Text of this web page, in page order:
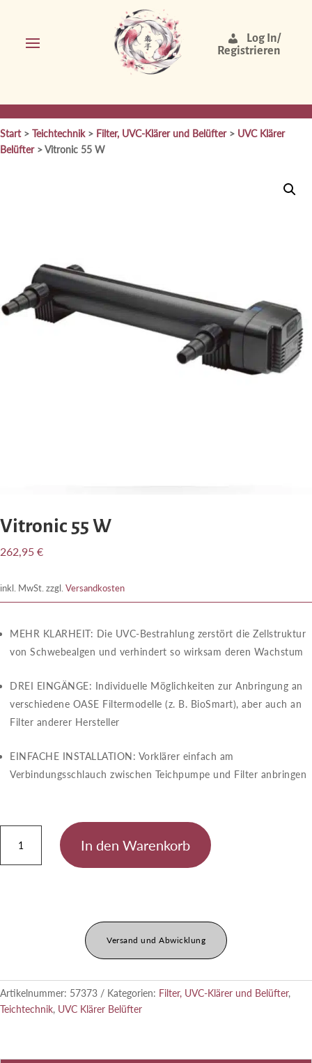
Log In/
Registrieren
Start> Teichtechnik> Filter, UVC-Klärer und Belüfter> UVC Klärer
Belüfter> Vitronic 55 W
Vitronic 55 W
262,95 €
inkl. MwSt. zzgl. Versandkosten
MEHR KLARHEIT: Die UVC-Bestrahlung zerstört die Zellstruktur
von Schwebealgen und verhindert so wirksam deren Wachstum
DREI EINGÄNGE: Individuelle Möglichkeiten zur Anbringung an
verschiedene OASE Filtermodelle (z. B. BioSmart), aber auch an
Filter anderer Hersteller
EINFACHE INSTALLATION: Vorklärer einfach am
Verbindungsschlauch zwischen Teichpumpe und Filter anbringen
W
In den Warenkorb
Versand und Abwicklung
Artikelnummer: 57373 Kategorien: Filter, UVC-Klärer und Belüfter,
Teichtechnik, UVC Klärer Belüfter